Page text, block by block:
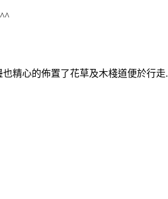
精心的佈置了花草及木棧道便於行走.